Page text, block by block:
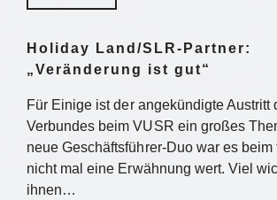
Holiday Land/SLR-Partner:
„Veränderung ist gut“
Für Einige ist der angekündigte Austritt
Verbundes beim VUSR ein großes
neue Geschäftsführer-Duo war es beim
nicht mal eine Erwähnung wert. Viel
ihnen…